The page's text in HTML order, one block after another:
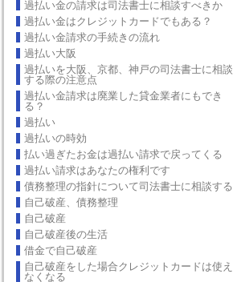
過払い金の請求は司法書士に相談すべきか
過払い金はクレジットカードでもある？
過払い金請求の手続きの流れ
過払い大阪
過払いを大阪、京都、神戸の司法書士に相談
する際の注意点
過払い金請求は廃業した貸金業者にもでき
る？
過払い
過払いの時効
払い過ぎたお金は過払い請求で戻ってくる
過払い請求はあなたの権利です
債務整理の指針について司法書士に相談する
自己破産、債務整理
自己破産
自己破産後の生活
借金で自己破産
自己破産をした場合クレジットカードは使え
なくなる